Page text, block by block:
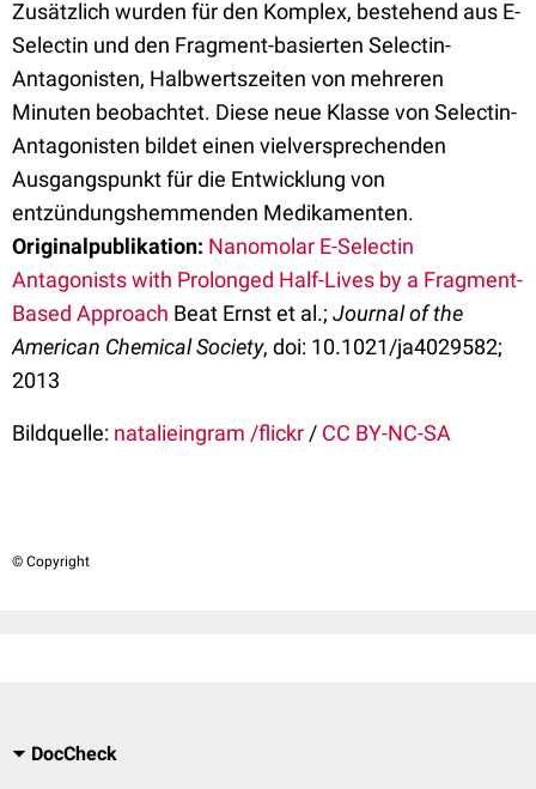
Zusätzlich wurden für den Komplex, bestehend aus E-
Selectin und den Fragment-basierten Selectin-
Antagonisten, Halbwertszeiten von mehreren
Minuten beobachtet. Diese neue Klasse von Selectin-
Antagonisten bildet einen vielversprechenden
Ausgangspunkt für die Entwicklung von
entzündungshemmenden Medikamenten.
Originalpublikation: Nanomolar E-Selectin
Antagonists with Prolonged Half-Lives by a Fragment-
Based Approach Beat Ernst et al.; Journal of the
American Chemical Society, doi: 10.1021/ja4029582;
2013
Bildquelle: natalieingram /flickr / CC BY-NC-SA
© Copyright
DocCheck